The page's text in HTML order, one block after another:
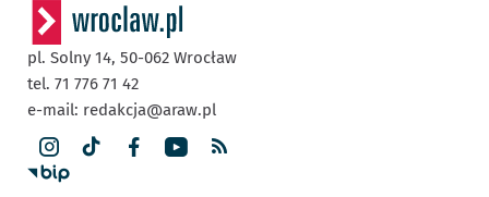
pl. Solny 14, 50-062 Wrocław
tel. 71 776 71 42
e-mail: redakcja@araw.pl